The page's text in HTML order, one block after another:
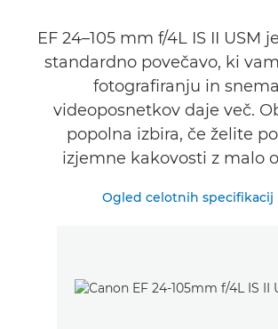
EF 24–105 mm f/4L IS II USM
standardno povečavo, ki
fotografiranju in
videoposnetkov daje več.
popolna izbira, če želite
izjemne kakovosti z malo
Ogled celotnih specifikacij